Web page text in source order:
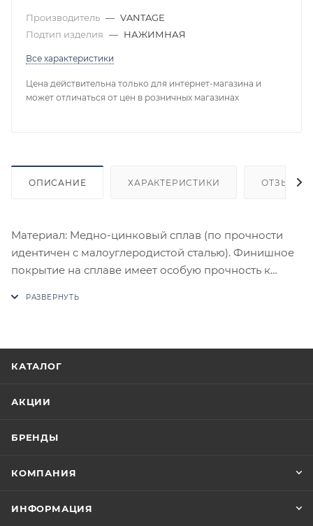
Производитель — VANTAGE
Подтип изделия — НАЖИМНАЯ
Все характеристики
Цена действительна только для интернет-магазина и
может отличаться от цен в розничных магазинах
ОПИСАНИЕ ХАРАКТЕРИСТИКИ ОТЗЫВЫ
Материал: Медно-цинковый сплав (по прочности
идентичен с малоуглеродистой сталью). Финишное
покрытие на сплаве имеет особую прочность к
утверждение заказчика.
Цены на сайте не являются оптовыми и
приходит письмо только для подтверждения, что
КАТАЛОГ
АКЦИИ
БРЕНДЫ
КОМПАНИЯ
ИНФОРМАЦИЯ